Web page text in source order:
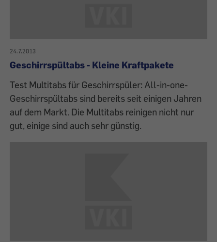
24.7.2013
Geschirrspültabs - Kleine Kraftpakete
Test Multitabs für Geschirrspüler: All-in-one-
Geschirrspültabs sind bereits seit einigen Jahren
auf dem Markt. Die Multitabs reinigen nicht nur
gut, einige sind auch sehr günstig.